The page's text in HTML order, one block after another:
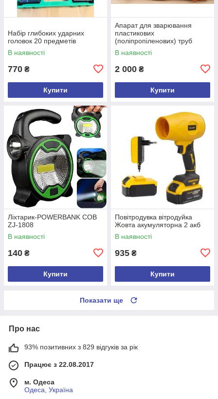
Набір глибоких ударних
головок 20 предметів
В наявності
770 ₴
Купити
Апарат для зварювання
пластикових
(поліпропіленових) труб
В наявності
2 000 ₴
Купити
Ліхтарик-POWERBANK COB
ZJ-1808
В наявності
140 ₴
Купити
Повітродувка вітродуйка
Жовта акумуляторна 2 акб
В наявності
935 ₴
Купити
Показати ще
Про нас
93% позитивних з 829 відгуків за рік
Працює з 22.08.2017
м. Одеса
Одеса, Україна